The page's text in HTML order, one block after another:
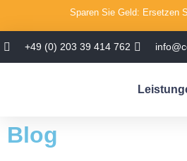
Sparen Sie Geld: Ersetzen
+49 (0) 203 39 414 762
Blog